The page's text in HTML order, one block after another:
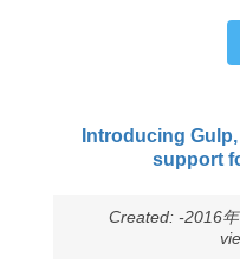
Introducing
support
Created: -2016